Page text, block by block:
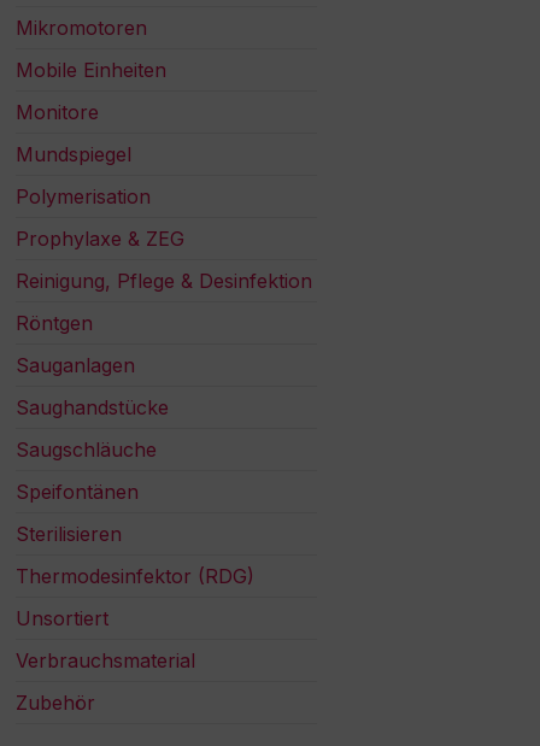
Mikromotoren
Mobile Einheiten
Monitore
Mundspiegel
Polymerisation
Prophylaxe & ZEG
Reinigung, Pflege & Desinfektion
Röntgen
Sauganlagen
Saughandstücke
Saugschläuche
Speifontänen
Sterilisieren
Thermodesinfektor (RDG)
Unsortiert
Verbrauchsmaterial
Zubehör